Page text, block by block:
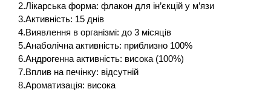
2.Лікарська форма: флакон для ін’єкцій у м’язи
3.Активність: 15 днів
4.Виявлення в організмі: до 3 місяців
5.Анаболічна активність: приблизно 100%
6.Андрогенна активність: висока (100%)
7.Вплив на печінку: відсутній
8.Ароматизація: висока